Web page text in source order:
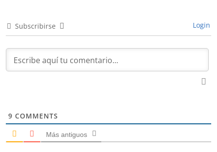
Subscribirse Login
9 COMMENTS
Más antiguos